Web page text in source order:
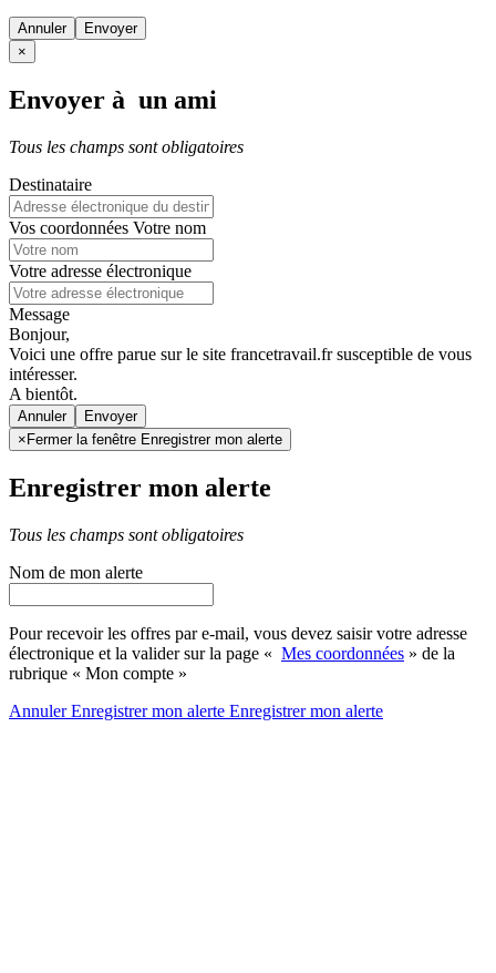
Annuler
×
Envoyer à un ami
Tous les champs sont obligatoires
Destinataire
Vos coordonnées Votre nom
Votre adresse électronique
Message
Bonjour,
Voici une offre parue sur le site francetravail.fr susceptible de vous
intéresser.
A bientôt.
Annuler
× Fermer la fenêtre Enregistrer mon alerte
Enregistrer mon alerte
Tous les champs sont obligatoires
Nom de mon alerte
Pour recevoir les offres par e-mail, vous devez saisir votre adresse
électronique et la valider sur la page « Mes coordonnées » de la
rubrique « Mon compte »
AnnulerEnregistrer mon alerte Enregistrermon alerte